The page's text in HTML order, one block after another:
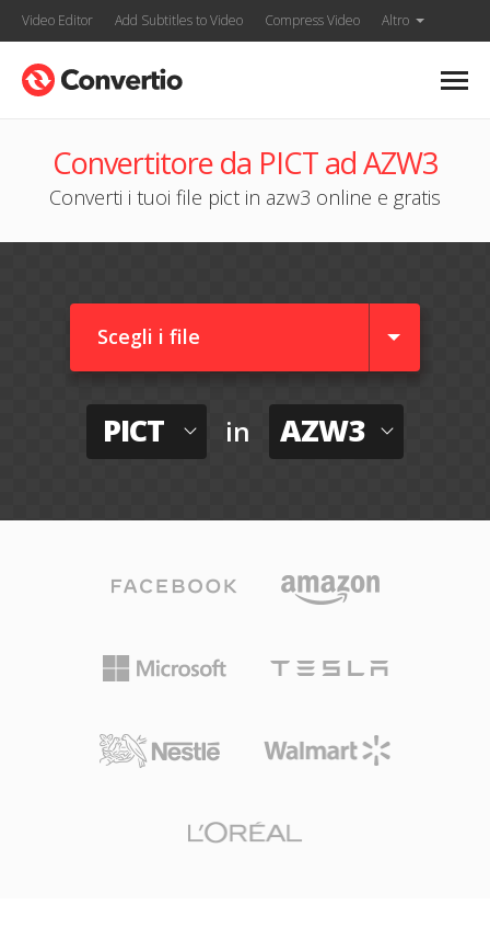
Video Editor Add Subtitles to Video Compress Video Altro
Convertitore da PICT ad AZW3
Converti i tuoi file pict in azw3 online e gratis
Scegli i file
PICT in AZW3